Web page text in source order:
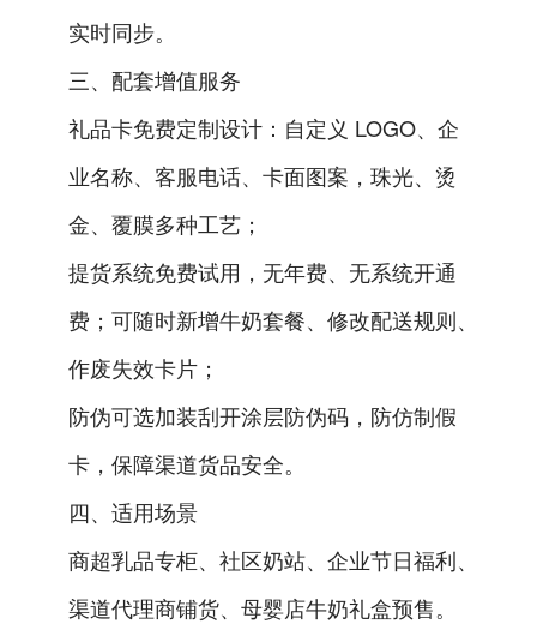
实时同步。
三、配套增值服务
礼品卡免费定制设计：自定义 LOGO、企
业名称、客服电话、卡面图案，珠光、烫
金、覆膜多种工艺；
提货系统免费试用，无年费、无系统开通
费；可随时新增牛奶套餐、修改配送规则、
作废失效卡片；
防伪可选加装刮开涂层防伪码，防仿制假
卡，保障渠道货品安全。
四、适用场景
商超乳品专柜、社区奶站、企业节日福利、
渠道代理商铺货、母婴店牛奶礼盒预售。